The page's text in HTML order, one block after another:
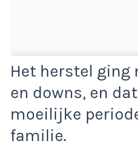
Het herstel ging
en downs, en
moeilijke
familie.